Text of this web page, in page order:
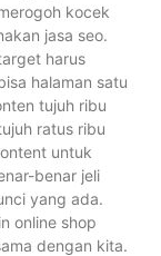
kocek
jasa seo.
harus
halaman satu
tujuh ribu
ratus ribu
untuk
benar jeli
yang ada.
online shop
dengan kita.